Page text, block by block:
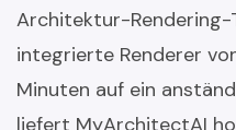
Architektur-Rendering-
integrierte Renderer
Minuten auf ein